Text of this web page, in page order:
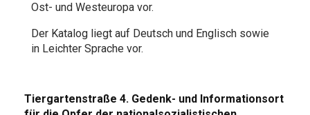
Ost- und Westeuropa vor.
Der Katalog liegt auf Deutsch und Englisch sowie
in Leichter Sprache vor.
Tiergartenstraße 4. Gedenk- und Informationsort